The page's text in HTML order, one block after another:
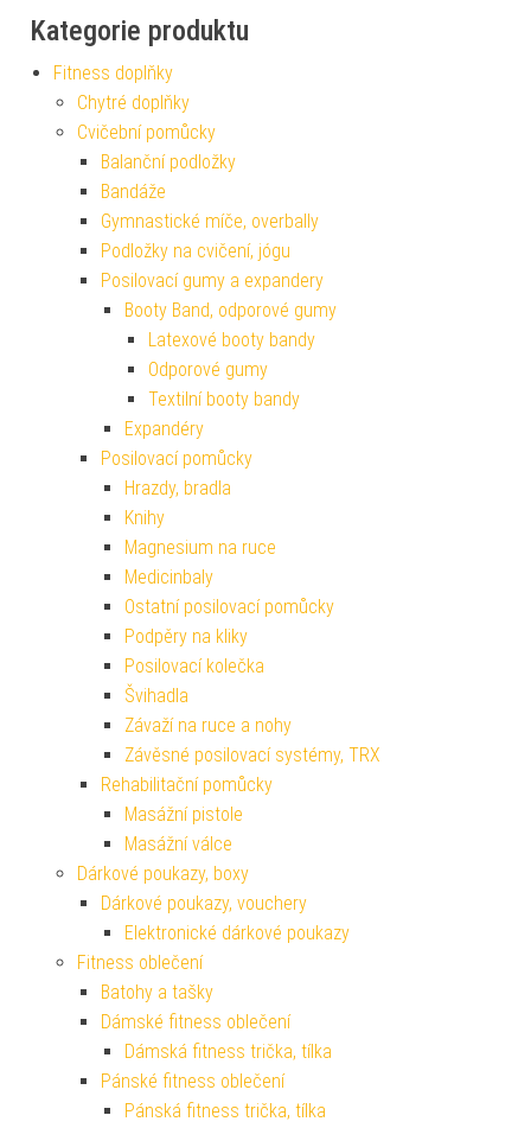
Kategorie produktu
Fitness doplňky
Chytré doplňky
Cvičební pomůcky
Balanční podložky
Bandáže
Gymnastické míče, overbally
Podložky na cvičení, jógu
Posilovací gumy a expandery
Booty Band, odporové gumy
Latexové booty bandy
Odporové gumy
Textilní booty bandy
Expandéry
Posilovací pomůcky
Hrazdy, bradla
Knihy
Magnesium na ruce
Medicinbaly
Ostatní posilovací pomůcky
Podpěry na kliky
Posilovací kolečka
Švihadla
Závaží na ruce a nohy
Závěsné posilovací systémy, TRX
Rehabilitační pomůcky
Masážní pistole
Masážní válce
Dárkové poukazy, boxy
Dárkové poukazy, vouchery
Elektronické dárkové poukazy
Fitness oblečení
Batohy a tašky
Dámské fitness oblečení
Dámská fitness trička, tílka
Pánské fitness oblečení
Pánská fitness trička, tílka